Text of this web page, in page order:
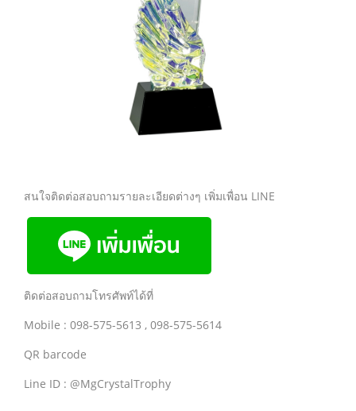
สนใจติดต่อสอบถามรายละเอียดต่างๆ เพิ่มเพื่อน LINE
ติดต่อสอบถามโทรศัพท์ได้ที่
Mobile : 098-575-5613 , 098-575-5614
QR barcode
Line ID : @MgCrystalTrophy